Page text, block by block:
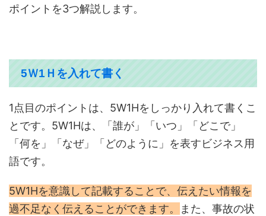
ポイントを3つ解説します。
5Ｗ1Ｈを入れて書く
1点目のポイントは、5W1Hをしっかり入れて書くこ
とです。5W1Hは、「誰が」「いつ」「どこで」
「何を」「なぜ」「どのように」を表すビジネス用
語です。
5W1Hを意識して記載することで、伝えたい情報を
過不足なく伝えることができます。
また、事故の状